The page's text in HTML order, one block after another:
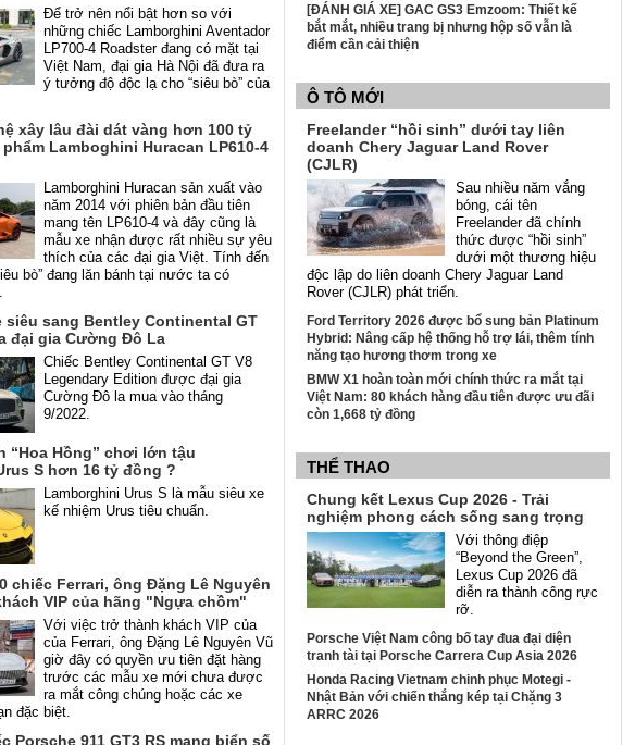
Để trở nên nổi bật hơn so với
những chiếc Lamborghini Aventador
LP700-4 Roadster đang có mặt tại
Việt Nam, đại gia Hà Nội đã đưa ra
ý tưởng độ độc lạ cho “siêu bò” của
xây lâu đài dát vàng hơn 100 tỷ
Lamboghini Huracan LP610-4
Lamborghini Huracan sản xuất vào
năm 2014 với phiên bản đầu tiên
mang tên LP610-4 và đây cũng là
mẫu xe nhận được rất nhiều sự yêu
thích của các đại gia Việt. Tính đến
bò” đang lăn bánh tại nước ta có
siêu sang Bentley Continental GT
đại gia Cường Đô La
Chiếc Bentley Continental GT V8
Legendary Edition được đại gia
Cường Đô la mua vào tháng
9/2022.
“Hoa Hồng” chơi lớn tậu
S hơn 16 tỷ đồng ?
Lamborghini Urus S là mẫu siêu xe
kế nhiệm Urus tiêu chuẩn.
chiếc Ferrari, ông Đặng Lê Nguyên
VIP của hãng "Ngựa chồm"
Với việc trở thành khách VIP của
của Ferrari, ông Đặng Lê Nguyên Vũ
giờ đây có quyền ưu tiên đặt hàng
trước các mẫu xe mới chưa được
ra mắt công chúng hoặc các xe
đặc biệt.
Porsche 911 GT3 RS mang biển số
[ĐÁNH GIÁ XE] GAC GS3 Emzoom: Thiết kế
bắt mắt, nhiều trang bị nhưng hộp số vẫn là
điểm cần cải thiện
Ô TÔ MỚI
Freelander “hồi sinh” dưới tay liên
doanh Chery Jaguar Land Rover
(CJLR)
Sau nhiều năm vắng
bóng, cái tên
Freelander đã chính
thức được “hồi sinh”
dưới một thương hiệu
độc lập do liên doanh Chery Jaguar Land
Rover (CJLR) phát triển.
Ford Territory 2026 được bổ sung bản Platinum
Hybrid: Nâng cấp hệ thống hỗ trợ lái, thêm tính
năng tạo hương thơm trong xe
BMW X1 hoàn toàn mới chính thức ra mắt tại
Việt Nam: 80 khách hàng đầu tiên được ưu đãi
còn 1,668 tỷ đồng
THỂ THAO
Chung kết Lexus Cup 2026 - Trải
nghiệm phong cách sống sang trọng
Với thông điệp
“Beyond the Green”,
Lexus Cup 2026 đã
diễn ra thành công rực
rỡ.
Porsche Việt Nam công bố tay đua đại diện
tranh tài tại Porsche Carrera Cup Asia 2026
Honda Racing Vietnam chinh phục Motegi -
Nhật Bản với chiến thắng kép tại Chặng 3
ARRC 2026